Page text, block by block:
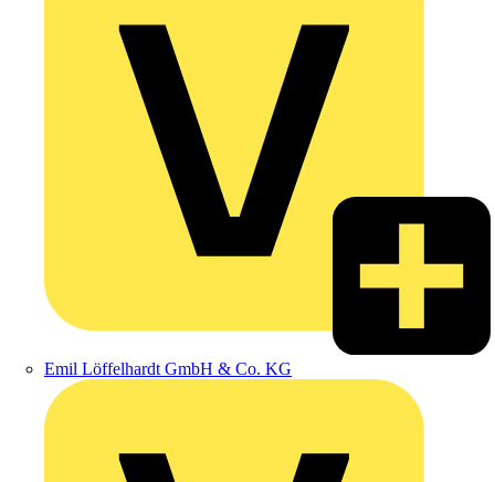
Emil Löffelhardt GmbH & Co. KG